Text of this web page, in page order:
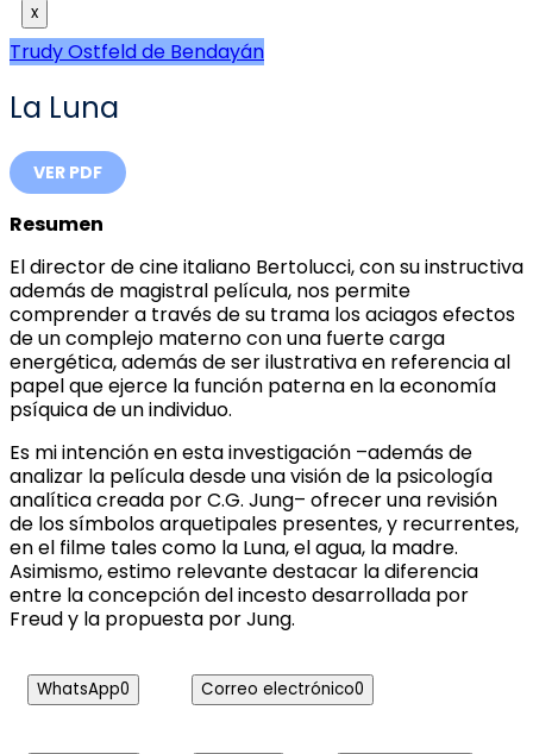
x
Trudy Ostfeld de Bendayán
La Luna
VER PDF
Resumen
El director de cine italiano Bertolucci, con su instructiva
además de magistral película, nos permite
comprender a través de su trama los aciagos efectos
de un complejo materno con una fuerte carga
energética, además de ser ilustrativa en referencia al
papel que ejerce la función paterna en la economía
psíquica de un individuo.
Es mi intención en esta investigación –además de
analizar la película desde una visión de la psicología
analítica creada por C.G. Jung– ofrecer una revisión
de los símbolos arquetipales presentes, y recurrentes,
en el filme tales como la Luna, el agua, la madre.
Asimismo, estimo relevante destacar la diferencia
entre la concepción del incesto desarrollada por
Freud y la propuesta por Jung.
WhatsApp0 Correo electrónico0